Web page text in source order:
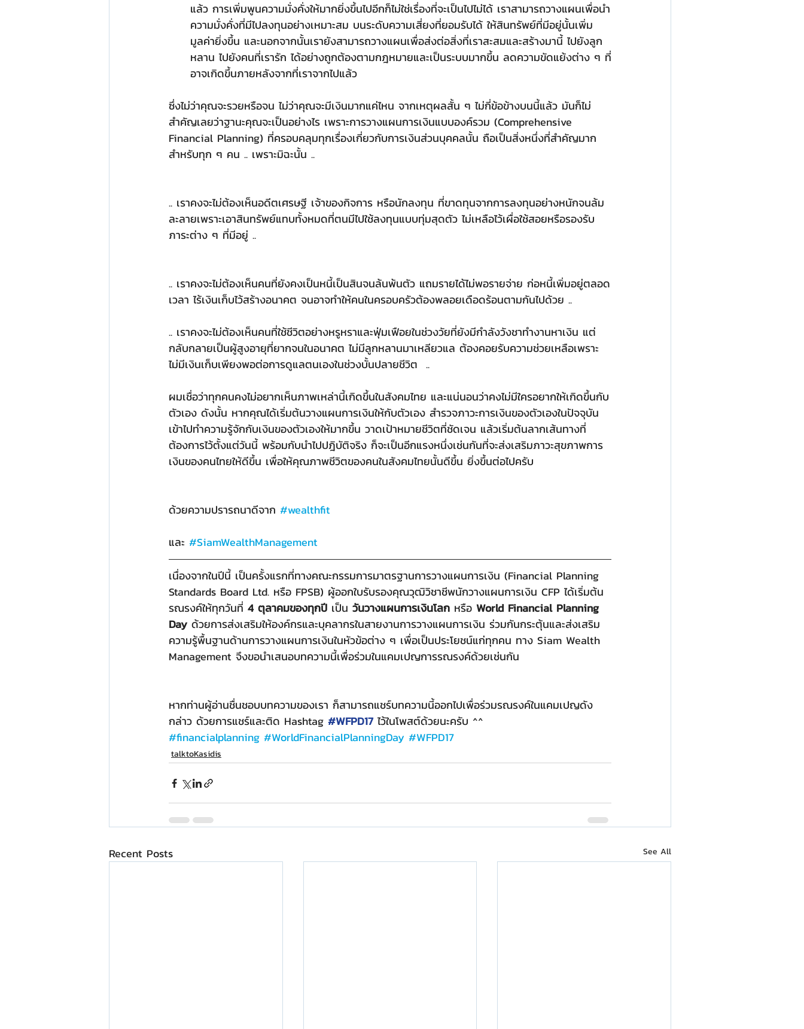
แล้ว การเพิ่มพูนความมั่งคั่งให้มากยิ่งขึ้นไปอีกก็ไม่ใช่เรื่องที่จะเป็นไปไม่ได้ เราสามารถวางแผนเพื่อนำ
ความมั่งคั่งที่มีไปลงทุนอย่างเหมาะสม บนระดับความเสี่ยงที่ยอมรับได้ ให้สินทรัพย์ที่มีอยู่นั้นเพิ่ม
มูลค่ายิ่งขึ้น และนอกจากนั้นเรายังสามารถวางแผนเพื่อส่งต่อสิ่งที่เราสะสมและสร้างมานี้ ไปยังลูก
หลาน ไปยังคนที่เรารัก ได้อย่างถูกต้องตามกฎหมายและเป็นระบบมากขึ้น ลดความขัดแย้งต่าง ๆ ที่
อาจเกิดขึ้นภายหลังจากที่เราจากไปแล้ว
ซึ่งไม่ว่าคุณจะรวยหรือจน ไม่ว่าคุณจะมีเงินมากแค่ไหน จากเหตุผลสั้น ๆ ไม่กี่ข้อข้างบนนี้แล้ว มันก็ไม่
สำคัญเลยว่าฐานะคุณจะเป็นอย่างไร เพราะการวางแผนการเงินแบบองค์รวม (Comprehensive
Financial Planning) ที่ครอบคลุมทุกเรื่องเกี่ยวกับการเงินส่วนบุคคลนั้น ถือเป็นสิ่งหนึ่งที่สำคัญมาก
สำหรับทุก ๆ คน .. เพราะมิฉะนั้น ..
.. เราคงจะไม่ต้องเห็นอดีตเศรษฐี เจ้าของกิจการ หรือนักลงทุน ที่ขาดทุนจากการลงทุนอย่างหนักจนล้ม
ละลายเพราะเอาสินทรัพย์แทบทั้งหมดที่ตนมีไปใช้ลงทุนแบบทุ่มสุดตัว ไม่เหลือไว้เผื่อใช้สอยหรือรองรับ
ภาระต่าง ๆ ที่มีอยู่ ..
.. เราคงจะไม่ต้องเห็นคนที่ยังคงเป็นหนี้เป็นสินจนล้นพ้นตัว แถมรายได้ไม่พอรายจ่าย ก่อหนี้เพิ่มอยู่ตลอด
เวลา ไร้เงินเก็บไว้สร้างอนาคต จนอาจทำให้คนในครอบครัวต้องพลอยเดือดร้อนตามกันไปด้วย ..
.. เราคงจะไม่ต้องเห็นคนที่ใช้ชีวิตอย่างหรูหราและฟุ่มเฟือยในช่วงวัยที่ยังมีกำลังวังชาทำงานหาเงิน แต่
กลับกลายเป็นผู้สูงอายุที่ยากจนในอนาคต ไม่มีลูกหลานมาเหลียวแล ต้องคอยรับความช่วยเหลือเพราะ
ไม่มีเงินเก็บเพียงพอต่อการดูแลตนเองในช่วงบั้นปลายชีวิต  ..
ผมเชื่อว่าทุกคนคงไม่อยากเห็นภาพเหล่านี้เกิดขึ้นในสังคมไทย และแน่นอนว่าคงไม่มีใครอยากให้เกิดขึ้นกับ
ตัวเอง ดังนั้น หากคุณได้เริ่มต้นวางแผนการเงินให้กับตัวเอง สำรวจภาวะการเงินของตัวเองในปัจจุบัน
เข้าไปทำความรู้จักกับเงินของตัวเองให้มากขึ้น วาดเป้าหมายชีวิตที่ชัดเจน แล้วเริ่มต้นลากเส้นทางที่
ต้องการไว้ตั้งแต่วันนี้ พร้อมกับนำไปปฎิบัติจริง ก็จะเป็นอีกแรงหนึ่งเช่นกันที่จะส่งเสริมภาวะสุขภาพการ
เงินของคนไทยให้ดีขึ้น เพื่อให้คุณภาพชีวิตของคนในสังคมไทยนั้นดีขึ้น ยิ่งขึ้นต่อไปครับ
ด้วยความปรารถนาดีจาก #wealthfit
และ #SiamWealthManagement
เนื่องจากในปีนี้ เป็นครั้งแรกที่ทางคณะกรรมการมาตรฐานการวางแผนการเงิน (Financial Planning
Standards Board Ltd. หรือ FPSB) ผู้ออกใบรับรองคุณวุฒิวิชาชีพนักวางแผนการเงิน CFP ได้เริ่มต้น
รณรงค์ให้ทุกวันที่ 4 ตุลาคมของทุกปี เป็น วันวางแผนการเงินโลก หรือ World Financial Planning
Day ด้วยการส่งเสริมให้องค์กรและบุคลากรในสายงานการวางแผนการเงิน ร่วมกันกระตุ้นและส่งเสริม
ความรู้พื้นฐานด้านการวางแผนการเงินในหัวข้อต่าง ๆ เพื่อเป็นประโยชน์แก่ทุกคน ทาง Siam Wealth
Management จึงขอนำเสนอบทความนี้เพื่อร่วมในแคมเปญการรณรงค์ด้วยเช่นกัน
หากท่านผู้อ่านชื่นชอบบทความของเรา ก็สามารถแชร์บทความนี้ออกไปเพื่อร่วมรณรงค์ในแคมเปญดัง
กล่าว ด้วยการแชร์และติด Hashtag #WFPD17 ไว้ในโพสต์ด้วยนะครับ ^^
#financialplanning #WorldFinancialPlanningDay #WFPD17
talktoKasidis
Recent Posts See All